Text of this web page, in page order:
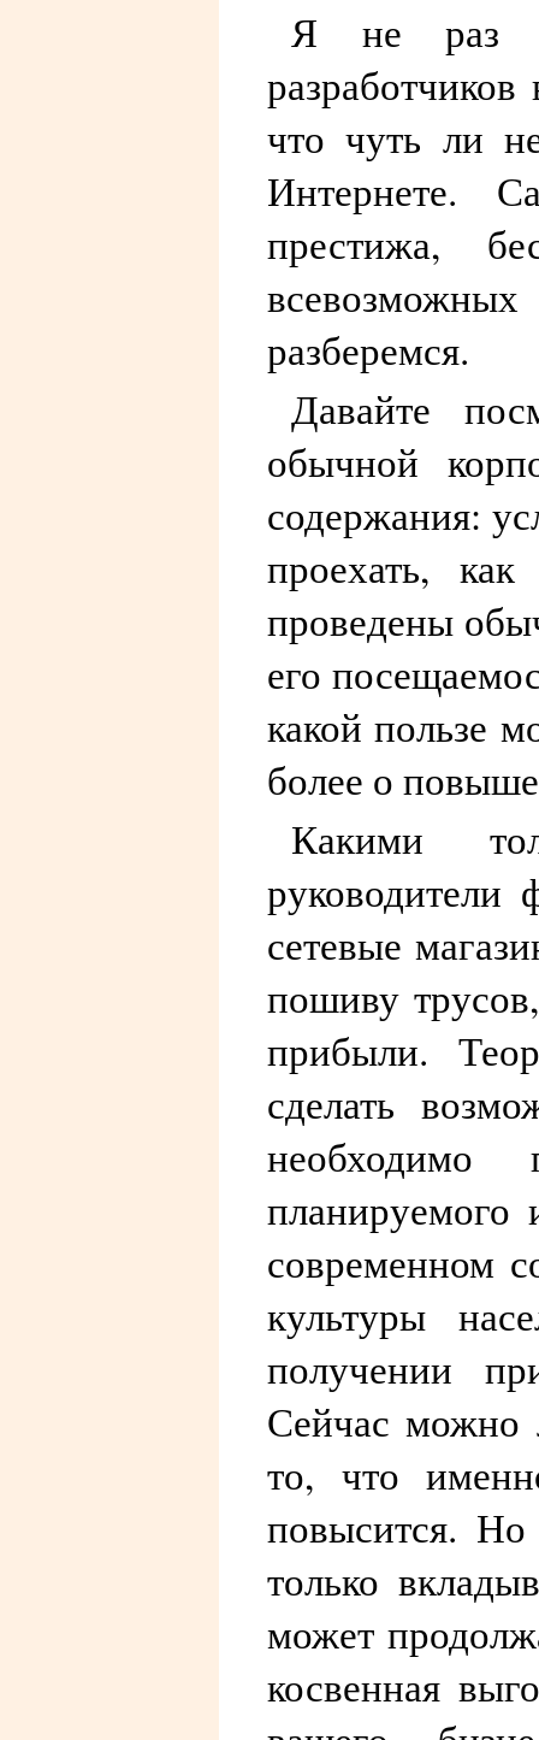
Я не раз
что чуть ли
Интернете.
престижа,
разберемся.
Давайте
обычной
содержания:
проехать,
проведены
его
какой пользе
более о
Какими
сетевые
пошиву
прибыли.
сделать
необходимо
планируемого
современном
культуры
получении
Сейчас можно
то, что
повысится. Но
только
может
косвенная